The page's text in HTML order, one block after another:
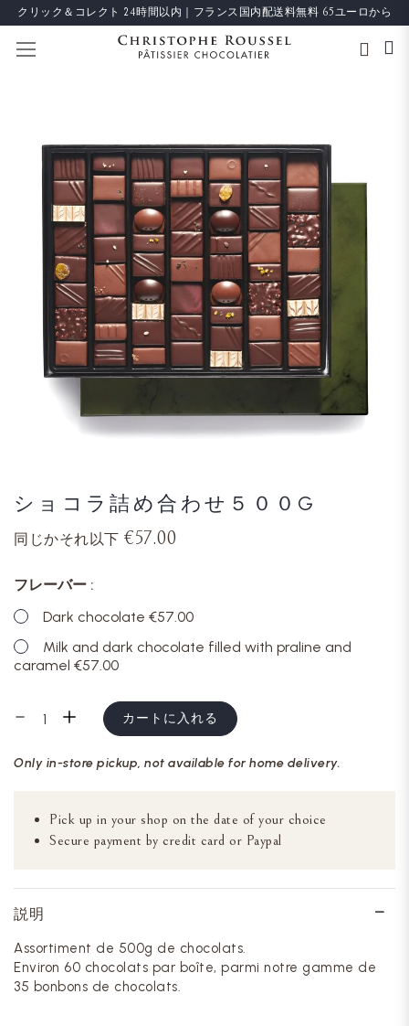
クリック＆コレクト 24時間以内｜フランス国内配送料無料 65ユーロから
ショコラ詰め合わせ５００G
同じかそれ以下 €57.00
フレーバー
Dark chocolate €57.00
Milk and dark chocolate filled with praline and
caramel €57.00
カートに入れる
Only in-store pickup, not available for home delivery.
Pick up in your shop on the date of your choice
Secure payment by credit card or Paypal
説明
Assortiment de 500g de chocolats.
Environ 60 chocolats par boîte, parmi notre gamme de
35 bonbons de chocolats.